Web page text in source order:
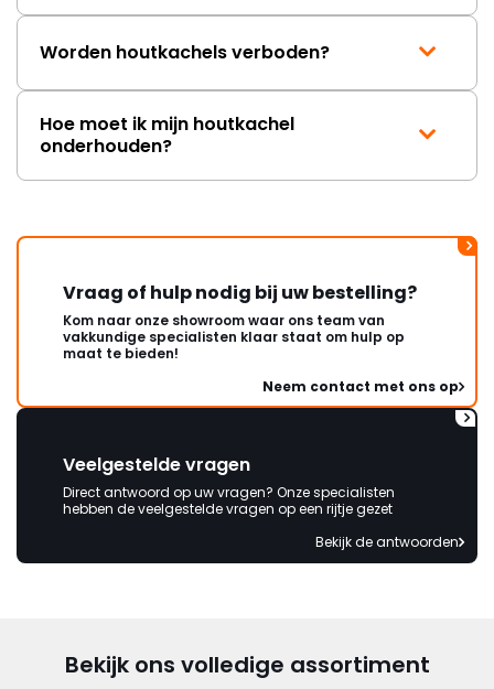
Worden houtkachels verboden?
Hoe moet ik mijn houtkachel
onderhouden?
Vraag of hulp nodig bij uw bestelling?
Kom naar onze showroom waar ons team van
vakkundige specialisten klaar staat om hulp op
maat te bieden!
Neem contact met ons op
Veelgestelde vragen
Direct antwoord op uw vragen? Onze specialisten
hebben de veelgestelde vragen op een rijtje gezet
Bekijk de antwoorden
Bekijk ons volledige assortiment